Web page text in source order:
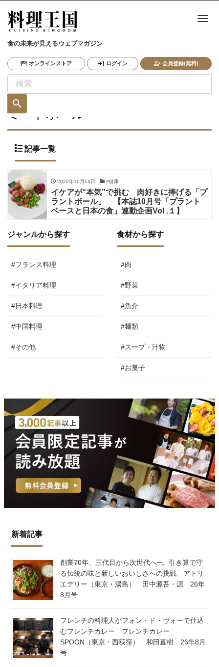
食の未来が見えるウェブマガジン
オンラインストア ログイン 会員登録(無料)
ナ
ミートボール
記事一覧
2020年10月14日 #健康
イケアが“本気”で挑む 肉好きに捧げる「プ
ラントボール」 【本誌10月号「プラント
ベースと日本の食」連動企画Vol .１】
ジャンルから探す
#フランス料理
#イタリア料理
#日本料理
#中国料理
#その他
食材から探す
#肉
#野菜
#魚介
#麺類
#スープ・汁物
#お菓子
新着記事
創業70年、三代目から次世代へ─。引き算で守
る伝統の味と新しいおいしさへの挑戦 アトリ
エデリー（東京・湯島） 田中源吾・源 26年
8月号
フレンチの料理人がフォン・ド・ヴォーで仕込
むフレンチカレー フレンチカレー
SPOON（東京・西荻窪） 和田直樹 26年8月
号